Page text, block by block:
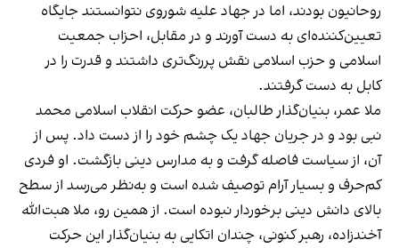
روحانیون بودند، اما در جهاد علیه شوروی نتوانستند جایگاه
تعیین‌کننده‌ای به دست آورند و در مقابل، احزاب جمعیت
اسلامی و حزب اسلامی نقش پررنگ‌تری داشتند و قدرت را در
کابل به دست گرفتند.
ملا عمر، بنیان‌گذار طالبان، عضو حرکت انقلاب اسلامی محمد
نبی بود و در جریان جهاد یک چشم خود را از دست داد. پس از
آن، از سیاست فاصله گرفت و به مدارس دینی بازگشت. او فردی
کم‌حرف و بسیار آرام توصیف شده است و به‌نظر می‌رسد از سطح
بالای دانش دینی برخوردار نبوده است. از همین رو، ملا هبت‌الله
آخندزاده، رهبر کنونی، چندان اتکایی به بنیان‌گذار این حرکت